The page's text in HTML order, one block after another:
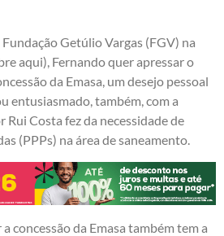
Getúlio Vargas (FGV) na
aqui), Fernando quer apressar o
da Emasa, um desejo pessoal
entusiasmado, também, com a
Rui Costa fez da necessidade de
(PPPs) na área de saneamento.
concessão da Emasa também tem a